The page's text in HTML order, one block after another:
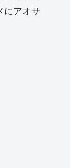
にアオサ